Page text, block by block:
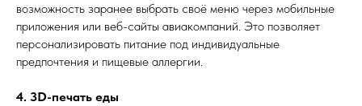
возможность заранее выбрать своё меню через мобильные
приложения или веб-сайты авиакомпаний. Это позволяет
персонализировать питание под индивидуальные
предпочтения и пищевые аллергии.
4. 3D-печать еды